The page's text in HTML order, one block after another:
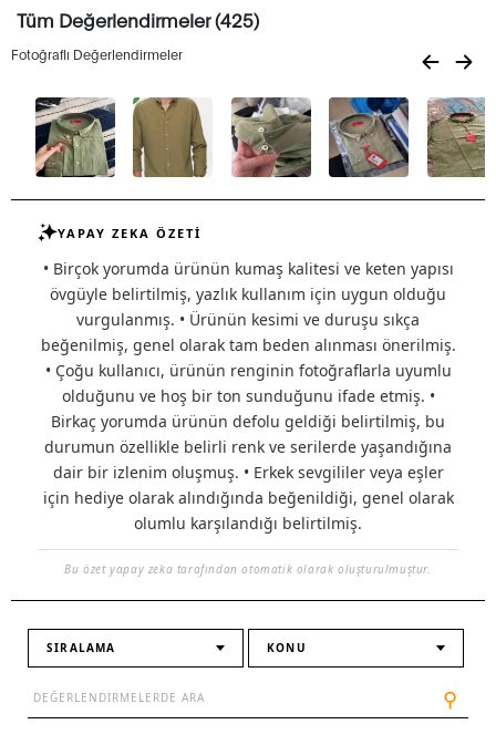
Tüm Değerlendirmeler (425)
Fotoğraflı Değerlendirmeler
YAPAY ZEKA ÖZETİ
• Birçok yorumda ürünün kumaş kalitesi ve keten yapısı
övgüyle belirtilmiş, yazlık kullanım için uygun olduğu
vurgulanmış. • Ürünün kesimi ve duruşu sıkça
beğenilmiş, genel olarak tam beden alınması önerilmiş.
• Çoğu kullanıcı, ürünün renginin fotoğraflarla uyumlu
olduğunu ve hoş bir ton sunduğunu ifade etmiş. •
Birkaç yorumda ürünün defolu geldiği belirtilmiş, bu
durumun özellikle belirli renk ve serilerde yaşandığına
dair bir izlenim oluşmuş. • Erkek sevgililer veya eşler
için hediye olarak alındığında beğenildiği, genel olarak
olumlu karşılandığı belirtilmiş.
Bu özet yapay zeka tarafından otomatik olarak oluşturulmuştur.
SIRALAMA KONU
⚲